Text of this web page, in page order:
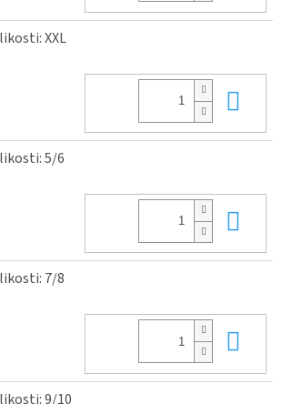
XXL
5/6
7/8
9/10